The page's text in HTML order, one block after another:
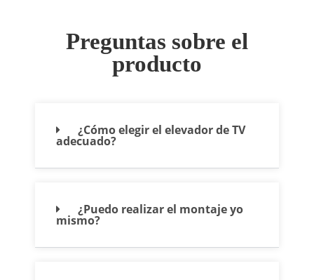
Preguntas sobre el
producto
¿Cómo elegir el elevador de TV
adecuado?
¿Puedo realizar el montaje yo
mismo?